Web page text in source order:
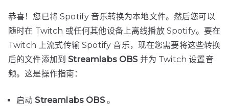
恭喜！您已将 Spotify 音乐转换为本地文件。然后您可以
随时在 Twitch 或任何其他设备上离线播放 Spotify。要在
Twitch 上流式传输 Spotify 音乐，现在您需要将这些转换
后的文件添加到 Streamlabs OBS并为 Twitch 设置音
频。这是操作指南：
启动 Streamlabs OBS。